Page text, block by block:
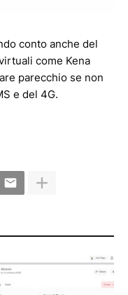
conto anche del
come Kena
parecchio se non
e del 4G.